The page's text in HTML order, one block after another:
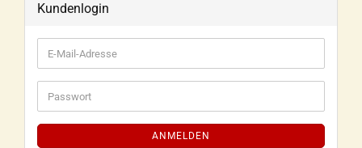
Kundenlogin
ANMELDEN